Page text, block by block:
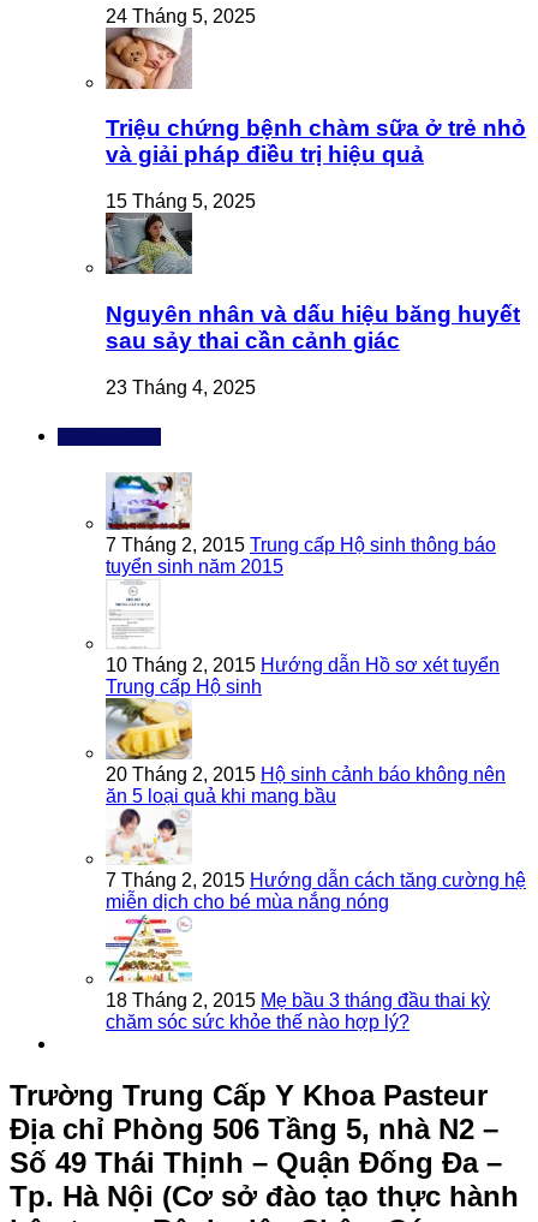
24 Tháng 5, 2025
Triệu chứng bệnh chàm sữa ở trẻ nhỏ
và giải pháp điều trị hiệu quả
15 Tháng 5, 2025
Nguyên nhân và dấu hiệu băng huyết
sau sảy thai cần cảnh giác
23 Tháng 4, 2025
7 Tháng 2, 2015 Trung cấp Hộ sinh thông báo
tuyển sinh năm 2015
10 Tháng 2, 2015 Hướng dẫn Hồ sơ xét tuyển
Trung cấp Hộ sinh
20 Tháng 2, 2015 Hộ sinh cảnh báo không nên
ăn 5 loại quả khi mang bầu
7 Tháng 2, 2015 Hướng dẫn cách tăng cường hệ
miễn dịch cho bé mùa nắng nóng
18 Tháng 2, 2015 Mẹ bầu 3 tháng đầu thai kỳ
chăm sóc sức khỏe thế nào hợp lý?
Trường Trung Cấp Y Khoa Pasteur
Địa chỉ Phòng 506 Tầng 5, nhà N2 –
Số 49 Thái Thịnh – Quận Đống Đa –
Tp. Hà Nội (Cơ sở đào tạo thực hành